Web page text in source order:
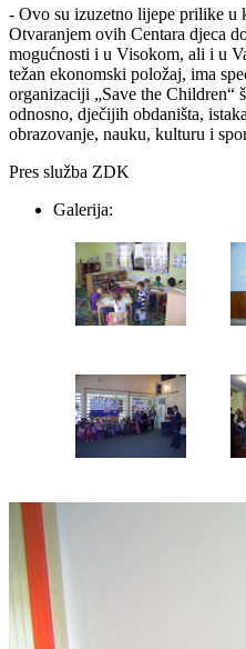
- Ovo su izuzetno lijepe prilike u
Otvaranjem ovih Centara djeca
mogućnosti i u Visokom, ali i u
težan ekonomski položaj, ima
organizaciji „Save the Children“
odnosno, dječijih obdaništa,
obrazovanje, nauku, kulturu i
Pres služba ZDK
Galerija: